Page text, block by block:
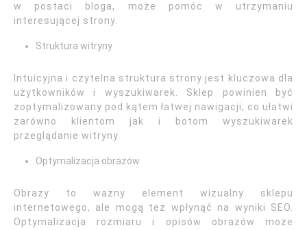
w postaci bloga, może pomóc w utrzymaniu
interesującej strony.
Struktura witryny
Intuicyjna i czytelna struktura strony jest kluczowa dla
użytkowników i wyszukiwarek. Sklep powinien być
zoptymalizowany pod kątem łatwej nawigacji, co ułatwi
zarówno klientom jak i botom wyszukiwarek
przeglądanie witryny.
Optymalizacja obrazów
Obrazy to ważny element wizualny sklepu
internetowego, ale mogą też wpłynąć na wyniki SEO.
Optymalizacja rozmiaru i opisów obrazów może